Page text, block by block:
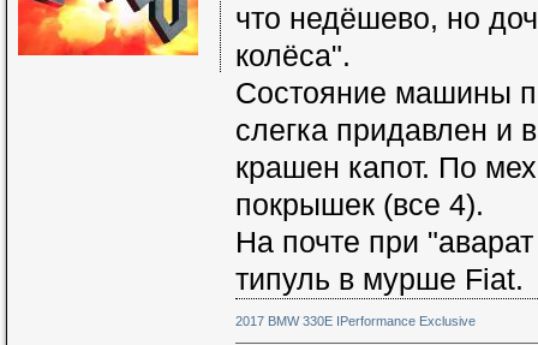
что недёшево, но
колёса".
Состояние машины
слегка придавлен и
крашен капот. По
покрышек (все 4).
На почте при
типуль в мурше Fiat.
2017 BMW 330E IPerformance Exclusive